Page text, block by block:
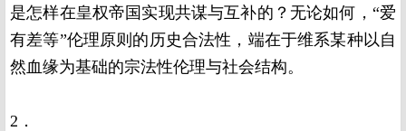
是怎样在皇权帝国实现共谋与互补的？无论如何，“爱
有差等”伦理原则的历史合法性，端在于维系某种以自
然血缘为基础的宗法性伦理与社会结构。
2．